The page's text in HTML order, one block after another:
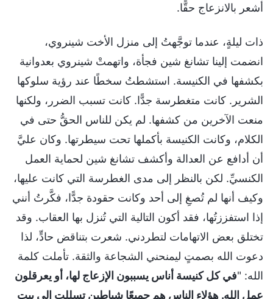
أشعر بالانزعاج حقًّا.
ذات ليلةٍ، عندما توجَّهتُ إلى منزل الأخت شينروي،
انضمت إلينا تشانغ شين فجأة، واتهمتْ شينروي بعدوانية
بكشفها في الكنيسة. استشطتُ سخطًا عند رؤية سلوكها
الشرير. كانت متغطرسة جدًّا. كانت تسبب الضرر، ولكنها
منعت الآخرين من كشفها. لم يكن للناس الحقُّ حتى في
الكلام، وكانت الكنيسة بأكملها تحت سيطرتها. وكان عليَّ
أن أدافع عن العدالة وأكشف تشانغ شين لحماية العمل
الكنسيِّ. لكن بالنظر إلى مدى الغطرسة التي كانت عليها،
وكيف أنها لم تُصغِ إلى أحد وكانت حقودة جدًّا، فكَّرتُ أنني
إذا استفززتُها، فقد أكون التالية التي تُنزل بها العقاب. وقد
تختلق بعض الاتهامات لتطردني. شعرت بتناقض حادٍّ، لذا
دعوت الله بصمتٍ ليمنحني الشجاعة والثقة. تأملت كلمة
الله: "في كل كنيسة أناس يسببون الإزعاج لها، أو يعرقلون
عمل الله. هؤلاء الناس هم جميعًا شياطين تسللت إلى بيت